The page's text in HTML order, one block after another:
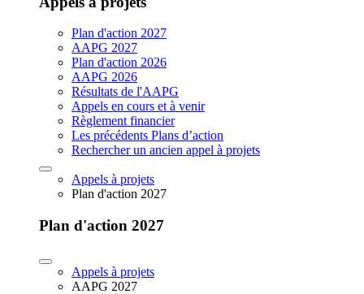
Plan d'action 2027
AAPG 2027
Plan d'action 2026
AAPG 2026
Résultats de l'AAPG
Appels en cours et à venir
Règlement financier
Les précédents Plans d’action
Rechercher un ancien appel à projets
Appels à projets
Plan d'action 2027
Plan d'action 2027
Appels à projets
AAPG 2027